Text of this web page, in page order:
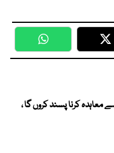
WhatsApp
سے معاہدہ کرنا پسند کروں گا ،